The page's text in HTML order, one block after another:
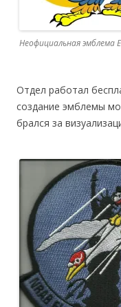
Неофициальная эмблема
Отдел работал
создание эмблемы
брался за